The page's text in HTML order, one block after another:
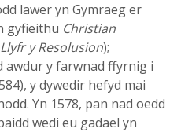
lawer yn Gymraeg er
gyfieithu Christian
Llyfr y Resolusion);
awdur y farwnad ffyrnig i
y dywedir hefyd mai
Yn 1578, pan nad oedd
wedi eu gadael yn